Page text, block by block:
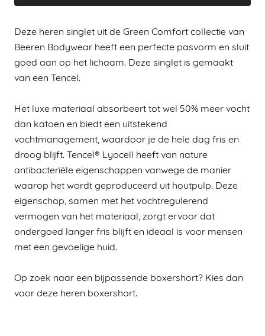
Deze heren singlet uit de Green Comfort collectie van
Beeren Bodywear heeft een perfecte pasvorm en sluit
goed aan op het lichaam. Deze singlet is gemaakt
van een Tencel.
Het luxe materiaal absorbeert tot wel 50% meer vocht
dan katoen en biedt een uitstekend
vochtmanagement, waardoor je de hele dag fris en
droog blijft. Tencel® Lyocell heeft van nature
antibacteriële eigenschappen vanwege de manier
waarop het wordt geproduceerd uit houtpulp. Deze
eigenschap, samen met het vochtregulerend
vermogen van het materiaal, zorgt ervoor dat
ondergoed langer fris blijft en ideaal is voor mensen
met een gevoelige huid.
Op zoek naar een bijpassende boxershort? Kies dan
voor deze heren boxershort.